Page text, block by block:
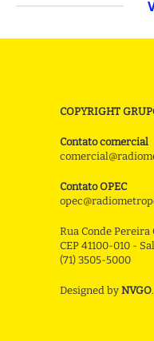
COPYRIGHT
Contato comercial
Contato OPEC
Rua Conde
CEP 41100-010 -
(71) 3505-5000
Designed by NVGO.